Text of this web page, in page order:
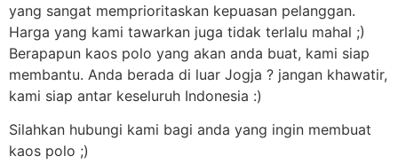
yang sangat memprioritaskan kepuasan pelanggan.
Harga yang kami tawarkan juga tidak terlalu mahal ;)
Berapapun kaos polo yang akan anda buat, kami siap
membantu. Anda berada di luar Jogja ? jangan khawatir,
kami siap antar keseluruh Indonesia :)
Silahkan hubungi kami bagi anda yang ingin membuat
kaos polo ;)